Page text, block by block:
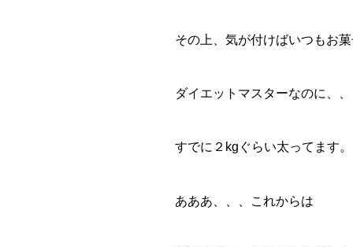
その上、気が付けばいつもお
ダイエットマスターなのに、
すでに２kgぐらい太ってます
あああ、、、これからは